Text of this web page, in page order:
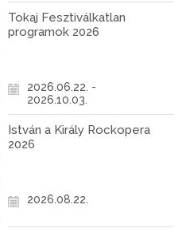
Tokaj Fesztiválkatlan
programok 2026
2026.06.22. -
2026.10.03.
István a Király Rockopera
2026
2026.08.22.